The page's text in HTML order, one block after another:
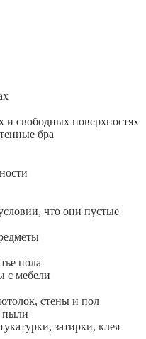
и свободных поверхностях
бра
что они пустые
пола
с мебели
стены и пол
пыли
затирки, клея